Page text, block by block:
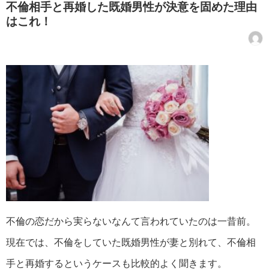
不倫相手と再婚した既婚男性が決意を固めた理由
はこれ！
不倫の恋だから実らないなんて言われていたのは一昔前。
現在では、不倫をしていた既婚男性が妻と別れて、不倫相
手と再婚するというケースも比較的よく聞きます。